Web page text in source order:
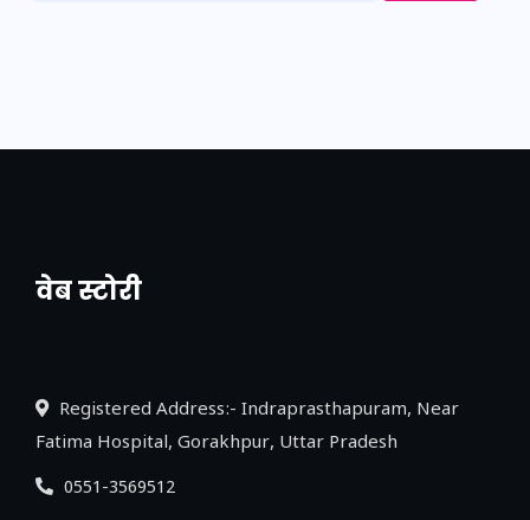
वेब स्टोरी
नया एक्सप्रेसवे: पूर्वांचल का लक, डेवलपमेंट का
Registered Address:- Indraprasthapuram, Near
Fatima Hospital, Gorakhpur, Uttar Pradesh
0551-3569512